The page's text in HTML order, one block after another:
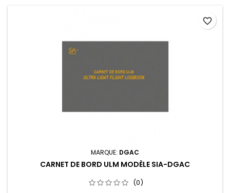
MARQUE: DGAC
CARNET DE BORD ULM MODÈLE SIA-DGAC
(0)
favorite_border